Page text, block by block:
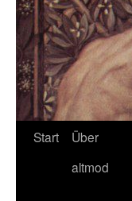
Start
Über
altmod